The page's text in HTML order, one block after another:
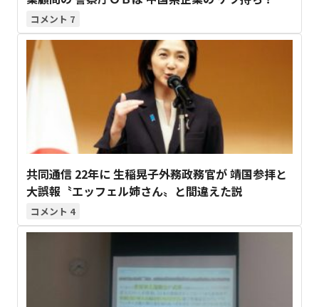
7
共同通信 22年に 生稲晃子外務政務官が 靖国参拝と
大誤報〝エッフェル姉さん〟と間違えた説
4